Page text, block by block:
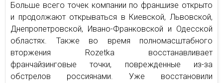
Больше всего точек компании по франшизе открыто
и продолжают открываться в Киевской, Львовской,
Днепропетровской, Ивано-Франковской и Одесской
областях. Также во время полномасштабного
вторжения Rozetka восстанавливает
франчайзинговые точки, поврежденные из-за
обстрелов россиянами. Уже восстановили